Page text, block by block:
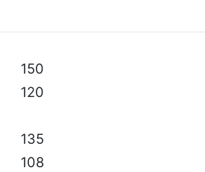
150
120
135
108